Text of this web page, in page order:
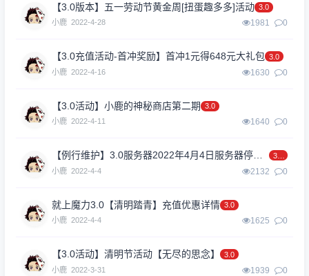
【3.0版本】五一劳动节黄金周[扭蛋趣多多]活动 3.0
小鹿 2022-4-28 1981 0
【3.0充值活动-首冲奖励】首冲1元得648元大礼包 3.0
小鹿 2022-4-16 1630 0
【3.0活动】小鹿的神秘商店第二期
3.0
小鹿 2022-4-11 1640 0
【例行维护】3.0服务器2022年4月4日服务器停机维护
小鹿 2022-4-4 2132 0
就上魔力3.0【清明踏青】充值优惠详情 3.0
小鹿 2022-4-4 1625 0
【3.0活动】清明节活动【无尽的思念】
3.0
小鹿 2022-3-31 1939 0